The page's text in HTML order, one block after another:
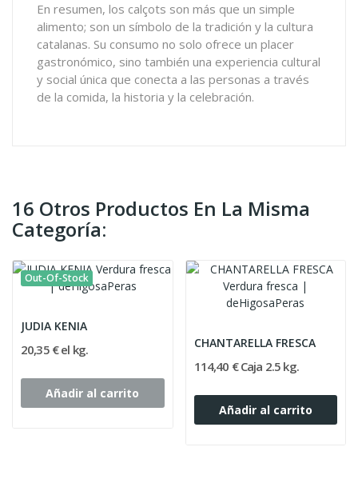
En resumen, los calçots son más que un simple
alimento; son un símbolo de la tradición y la cultura
catalanas. Su consumo no solo ofrece un placer
gastronómico, sino también una experiencia cultural
y social única que conecta a las personas a través
de la comida, la historia y la celebración.
16 Otros Productos En La Misma
Categoría:
Out-Of-Stock
JUDIA KENIA
20,35 € el kg.
Añadir al carrito
CHANTARELLA FRESCA
114,40 € Caja 2.5 kg.
Añadir al carrito